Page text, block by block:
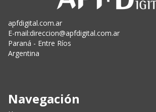
apfdigital.com.ar
E-mail:direccion@apfdigital.com.ar
Paraná - Entre Ríos
Argentina
Navegación